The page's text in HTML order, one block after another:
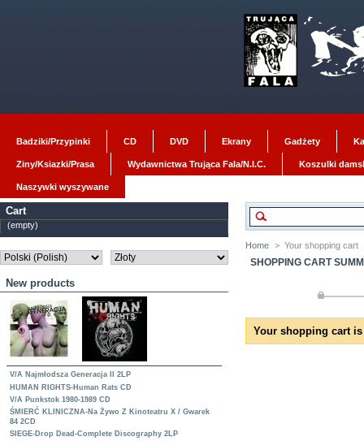
Badziki/Przypinki CD DVD Ekrany Gadżety
Ziny/Ksiazki/Prasa Wydawnictwa Trująca Fala/N.I.C. Koszulki
Naszywki wyszywane
Cart
(empty)
New products
V/A Najmłodsza Generacja II 2LP
HUMAN RIGHTS-Human Rats CD
V/A Punkstok 1980-1989 CD
ŚMIERĆ KLINICZNA-Na Żywo Z Kinoteatru X / Gwarek
84 2CD
SIEGE-Drop Dead-Complete Discography 2LP
Home > Your shopping cart
SHOPPING CART
Your shopping cart